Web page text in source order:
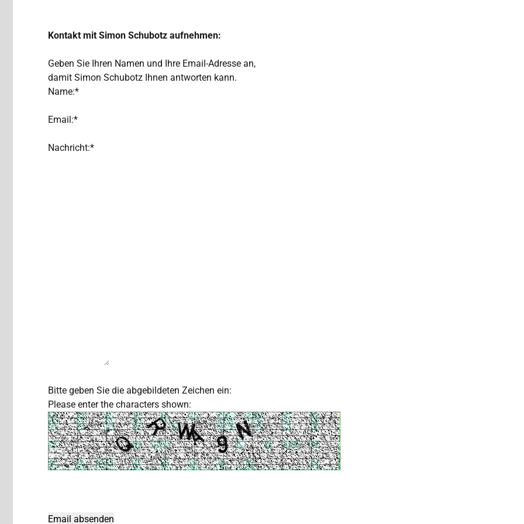
Kontakt mit Simon Schubotz aufnehmen:
Geben Sie Ihren Namen und Ihre Email-Adresse an,
damit Simon Schubotz Ihnen antworten kann.
Name:*
Email:*
Nachricht:*
Bitte geben Sie die abgebildeten Zeichen ein:
Please enter the characters shown: